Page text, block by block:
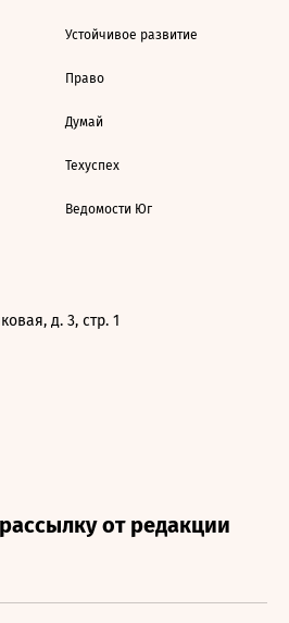
Устойчивое развитие
Право
Думай
Техуспех
Ведомости Юг
д. 3, стр. 1